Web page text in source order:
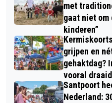
met
gaat niet om
kinderen”
grijpen en
gehaktdag?
vooral
Santpoort
Nederland: